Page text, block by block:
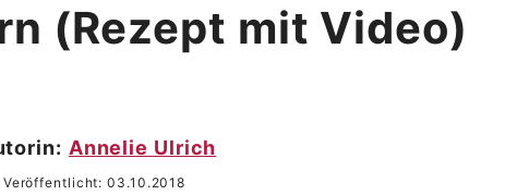
(Rezept mit Video)
Annelie Ulrich
Veröffentlicht:03.10.2018